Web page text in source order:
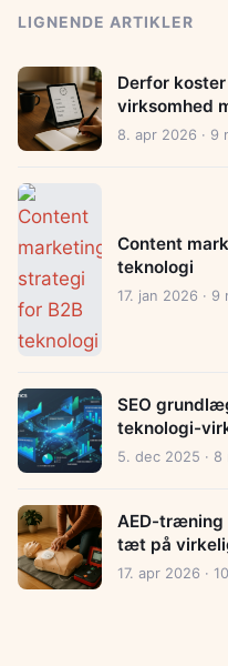
LIGNENDE ARTIKLER
Derfor
virksomhed
8. apr 2026 · 9
Content
teknologi
17. jan 2026 ·
SEO
teknologi-
5. dec 2025 ·
AED-træning
tæt på
17. apr 2026 ·